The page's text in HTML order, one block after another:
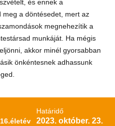
és ennek a
a döntésedet, mert az
megnehezítik a
munkáját. Ha mégis
akkor minél gyorsabban
önkéntesnek adhassunk
Határidő
2023. október. 23.